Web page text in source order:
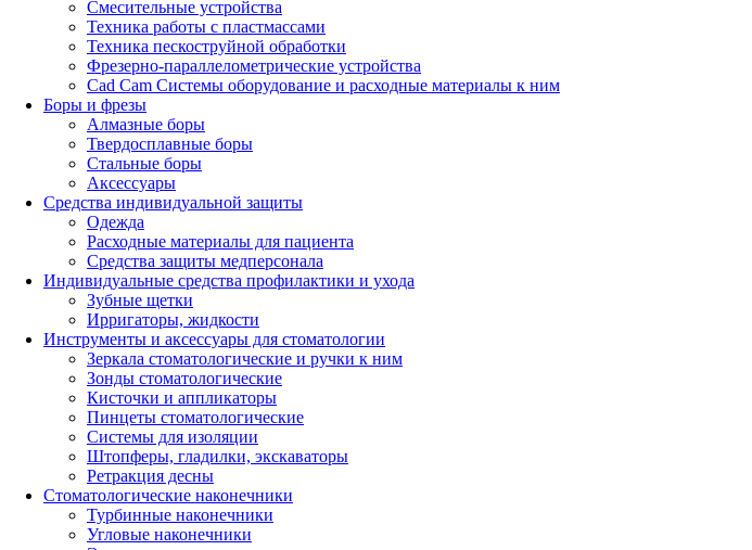
Смесительные устройства
Техника работы с пластмассами
Техника пескоструйной обработки
Фрезерно-параллелометрические устройства
Cad Cam Системы оборудование и расходные материалы к ним
Боры и фрезы
Алмазные боры
Твердосплавные боры
Стальные боры
Аксессуары
Средства индивидуальной защиты
Одежда
Расходные материалы для пациента
Средства защиты медперсонала
Индивидуальные средства профилактики и ухода
Зубные щетки
Ирригаторы, жидкости
Инструменты и аксессуары для стоматологии
Зеркала стоматологические и ручки к ним
Зонды стоматологические
Кисточки и аппликаторы
Пинцеты стоматологические
Системы для изоляции
Штопферы, гладилки, экскаваторы
Ретракция десны
Стоматологические наконечники
Турбинные наконечники
Угловые наконечники